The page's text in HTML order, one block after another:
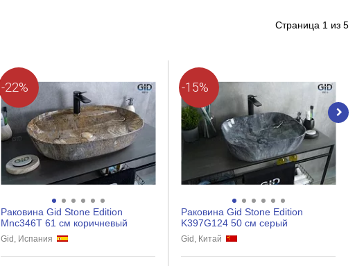
Страница 1 из 5
-22%
Раковина Gid Stone Edition
Mnc346T 61 см коричневый
Gid, Испания
-15%
Раковина Gid Stone Edition
K397G124 50 см серый
Gid, Китай